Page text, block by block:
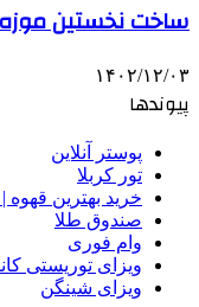
ساخت نخستین موزه
۱۴۰۲/۱۲/۰۳
پیوندها
پوستر آنلاین
تور کربلا
خرید بهترین قهوه
صندوق طلا
وام فوری
ویزای توریستی
ویزای شینگن